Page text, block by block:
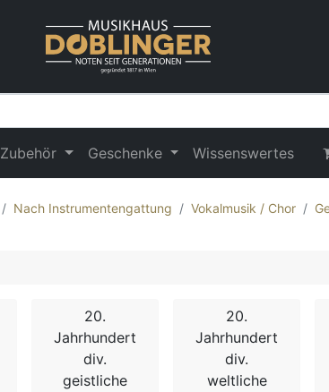
Zubehör Geschenke Wissenswertes
Nach Instrumentengattung Vokalmusik / Chor
20.
Jahrhundert
div.
geistliche
20.
Jahrhundert
div.
weltliche